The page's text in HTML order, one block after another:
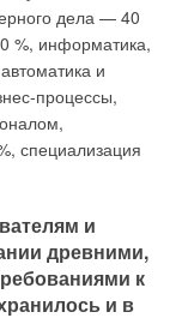
дела — 40
%, информатика,
и
процессы,
специализация
и
древними,
к
и в